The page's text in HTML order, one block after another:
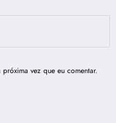
vez que eu comentar.